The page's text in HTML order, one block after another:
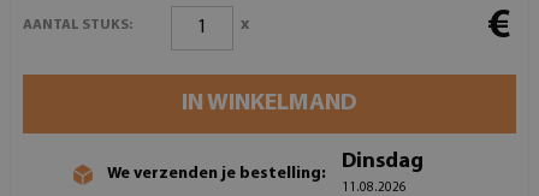
AANTAL STUKS: x €
IN WINKELMAND
We verzenden je bestelling:
Dinsdag
11.08.2026